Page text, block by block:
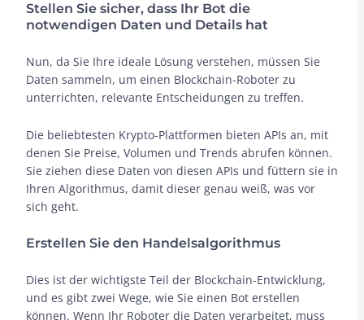
Stellen Sie sicher, dass Ihr Bot die
notwendigen Daten und Details hat
Nun, da Sie Ihre ideale Lösung verstehen, müssen Sie
Daten sammeln, um einen Blockchain-Roboter zu
unterrichten, relevante Entscheidungen zu treffen.
Die beliebtesten Krypto-Plattformen bieten APIs an, mit
denen Sie Preise, Volumen und Trends abrufen können.
Sie ziehen diese Daten von diesen APIs und füttern sie in
Ihren Algorithmus, damit dieser genau weiß, was vor
sich geht.
Erstellen Sie den Handelsalgorithmus
Dies ist der wichtigste Teil der Blockchain-Entwicklung,
und es gibt zwei Wege, wie Sie einen Bot erstellen
können. Wenn Ihr Roboter die Daten verarbeitet, muss